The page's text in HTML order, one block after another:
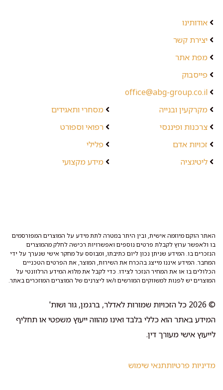
אודותינו
יצירת קשר
מפת אתר
פייסבוק
office@abg-group.co.il
מקרקעין ובנייה
צרכנות ופיננסי
זכויות אדם
ליטיגציה
מסחרי ותאגידים
רפואי וספורט
פלילי
מידע מקצועי
האתר הוקם מיוזמה אישית, ובין היתר במטרה לתת מידע על המוצרים המפורסמים
בו ולאפשר ערוץ לקבלת פרטים נוספים ואפשרויות רכישה לחלק מהמוצרים
הנזכרים בו. המידע שניתן נכון ליום כתיבתו, ומבוסס על מחקר אישי שנערך על ידי
המחבר. המידע איננו מייצג בהכרח את השירות, המוצר, את הפרטים הטכניים
הכלולים בו או את המחיר הנזכר לצידו. כדי לקבל את מלוא המידע הרלוונטי על
המוצרים יש לפנות למשווקים המורשים ו/או ליצרנים של המוצרים המוזכרים באתר.
© 2026 כל הזכויות שמורות לאדלר, ברגמן, גור ושות'
המידע באתר הוא כללי בלבד ואינו מהווה ייעוץ משפטי או תחליף
לייעוץ אישי מעורך דין.
מדיניות פרטיותתנאי שימוש